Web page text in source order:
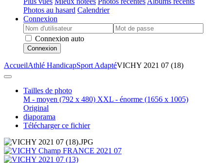
Photos au hasard Calendrier
Connexion
Connexion auto
Connexion
AccueilAthlé HandicapSport AdaptéVICHY 2021 07 (18)
Tailles de photo
M - moyen (792 x 480) XXL - énorme (1656 x 1005)
Original
diaporama
Télécharger ce fichier